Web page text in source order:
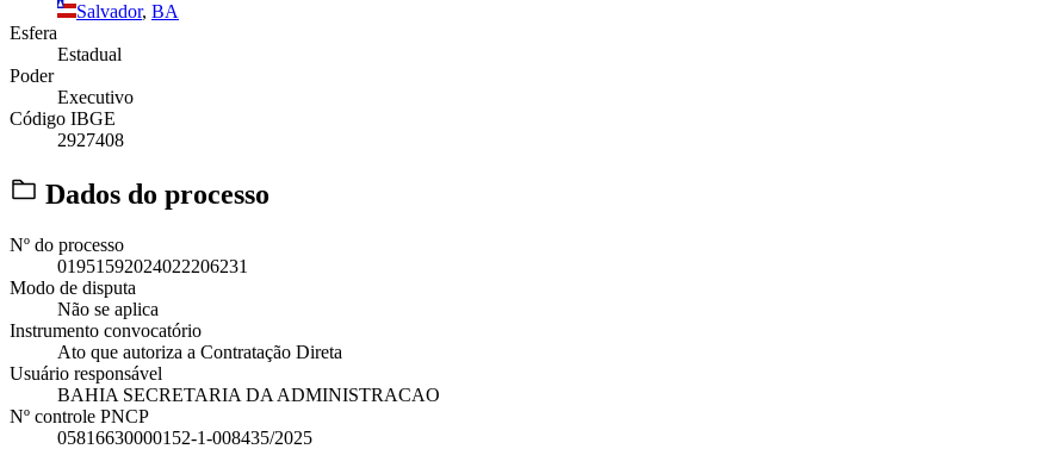
Salvador, BA
Esfera
Estadual
Poder
Executivo
Código IBGE
2927408
Dados do processo
Nº do processo
01951592024022206231
Modo de disputa
Não se aplica
Instrumento convocatório
Ato que autoriza a Contratação Direta
Usuário responsável
BAHIA SECRETARIA DA ADMINISTRACAO
Nº controle PNCP
05816630000152-1-008435/2025